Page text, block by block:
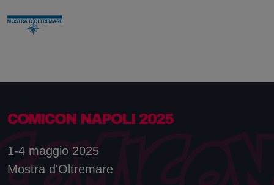
COMICON NAPOLI 2025
1-4 maggio 2025
Mostra d'Oltremare